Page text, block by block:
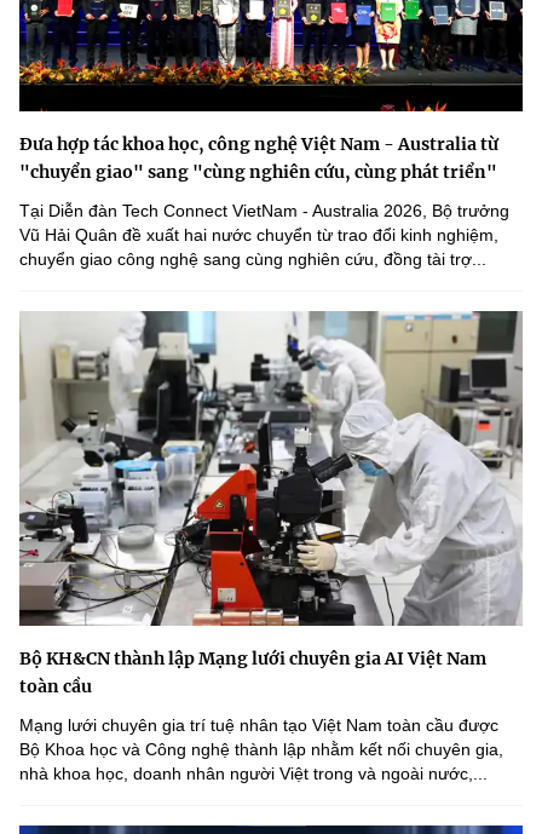
Đưa hợp tác khoa học, công nghệ Việt Nam - Australia từ
"chuyển giao" sang "cùng nghiên cứu, cùng phát triển"
Tại Diễn đàn Tech Connect VietNam - Australia 2026, Bộ trưởng
Vũ Hải Quân đề xuất hai nước chuyển từ trao đổi kinh nghiệm,
chuyển giao công nghệ sang cùng nghiên cứu, đồng tài trợ...
Bộ KH&CN thành lập Mạng lưới chuyên gia AI Việt Nam
toàn cầu
Mạng lưới chuyên gia trí tuệ nhân tạo Việt Nam toàn cầu được
Bộ Khoa học và Công nghệ thành lập nhằm kết nối chuyên gia,
nhà khoa học, doanh nhân người Việt trong và ngoài nước,...